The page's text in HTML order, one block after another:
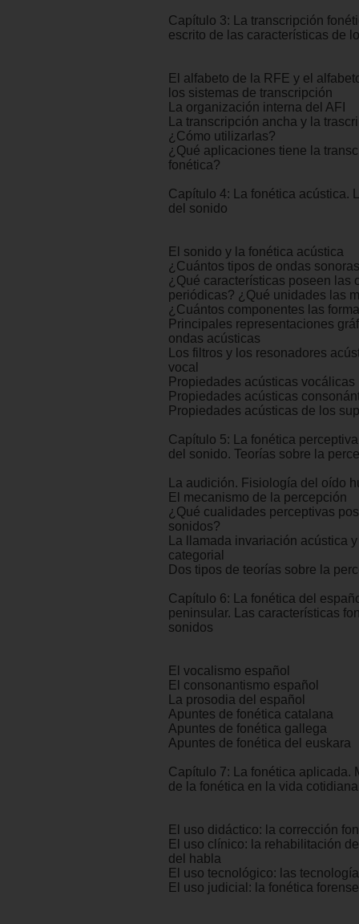
Capítulo 3: La transcripción
escrito de las características de
El alfabeto de la RFE y el
los sistemas de transcripción
La organización interna del AFI
La transcripción ancha y la
¿Cómo utilizarlas?
¿Qué aplicaciones tiene la
fonética?
Capítulo 4: La fonética acústica.
del sonido
El sonido y la fonética acústica
¿Cuántos tipos de ondas
¿Qué características poseen las
periódicas? ¿Qué unidades las
¿Cuántos componentes las
Principales representaciones
ondas acústicas
Los filtros y los resonadores
vocal
Propiedades acústicas vocálicas
Propiedades acústicas
Propiedades acústicas de los
Capítulo 5: La fonética
del sonido. Teorías sobre la
La audición. Fisiología del oído
El mecanismo de la percepción
¿Qué cualidades perceptivas
sonidos?
La llamada invariación acústica
categorial
Dos tipos de teorías sobre la
Capítulo 6: La fonética del
peninsular. Las características
sonidos
El vocalismo español
El consonantismo español
La prosodia del español
Apuntes de fonética catalana
Apuntes de fonética gallega
Apuntes de fonética del euskara
Capítulo 7: La fonética aplicada.
de la fonética en la vida cotidiana
El uso didáctico: la corrección
El uso clínico: la rehabilitación
del habla
El uso tecnológico: las
El uso judicial: la fonética forense